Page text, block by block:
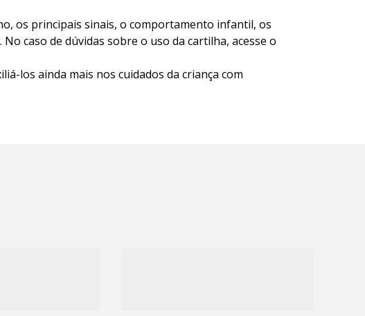
os principais sinais, o comportamento infantil, os
caso de dúvidas sobre o uso da cartilha, acesse o
los ainda mais nos cuidados da criança com